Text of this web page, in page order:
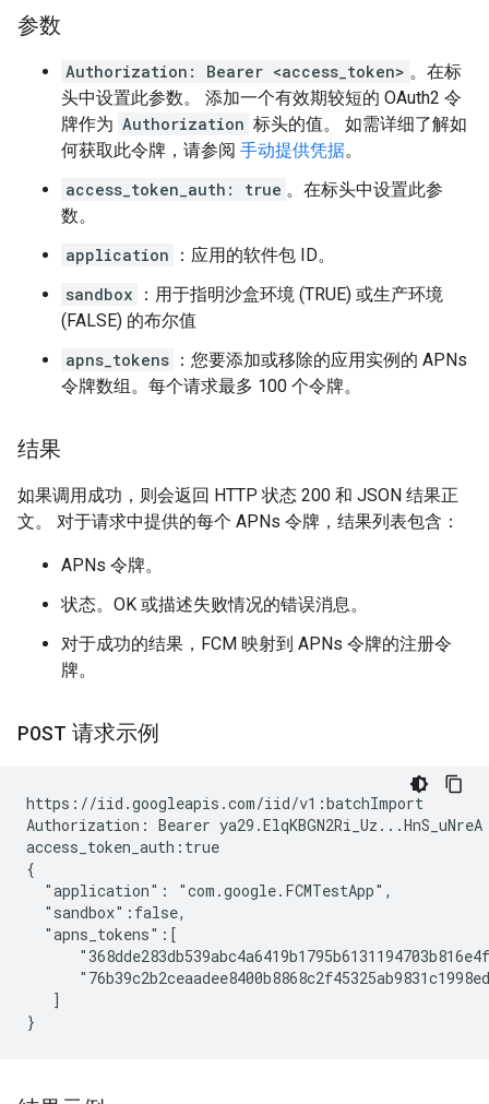
参数
Authorization: Bearer <access_token> 。在标
头中设置此参数。 添加一个有效期较短的 OAuth2 令
牌作为 Authorization 标头的值。 如需详细了解如
何获取此令牌，请参阅 手动提供凭据。
access_token_auth: true 。在标头中设置此参
数。
application
：应用的软件包 ID。
sandbox
：用于指明沙盒环境 (TRUE) 或生产环境
(FALSE) 的布尔值
apns_tokens ：您要添加或移除的应用实例的 APNs
令牌数组。每个请求最多 100 个令牌。
结果
如果调用成功，则会返回 HTTP 状态 200 和 JSON 结果正
文。 对于请求中提供的每个 APNs 令牌，结果列表包含：
APNs 令牌。
状态。OK 或描述失败情况的错误消息。
对于成功的结果，FCM 映射到 APNs 令牌的注册令
牌。
POST 请求示例
https://iid.googleapis.com/iid/v1:batchImport
Authorization: Bearer ya29.ElqKBGN2Ri_Uz...HnS_uNreA
access_token_auth:true
{
  "application": "com.google.FCMTestApp",
  "sandbox":false,
  "apns_tokens":[
   ]